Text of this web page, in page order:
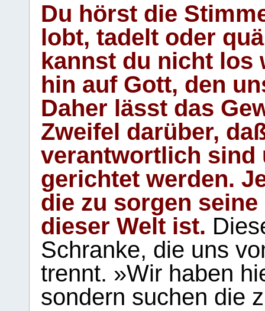
Du hörst die
lobt, tadelt oder
kannst du nicht los
hin auf Gott, den
Daher lässt das
Zweifel darüber,
verantwortlich sind
gerichtet werden.
die zu sorgen
dieser Welt ist.
Schranke, die uns
trennt. »Wir haben
sondern suchen die